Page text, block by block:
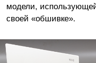
модели,
своей «обшивке».